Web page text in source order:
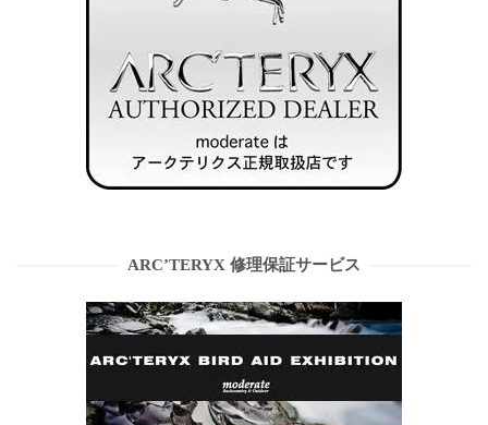
ARC’TERYX 修理保証サービス